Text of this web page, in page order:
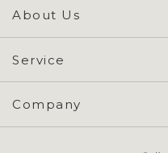
About Us
Concept & Overview
Service
会員登録 / ログイン
ご利用ガイド
Company